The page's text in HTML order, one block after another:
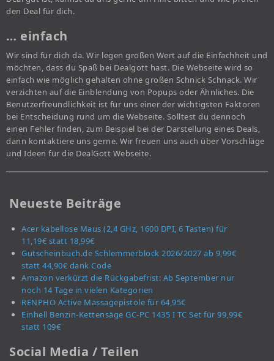
den Deal für dich.
… einfach
Wir sind für dich da. Wir legen großen Wert auf die Einfachheit und
möchten, dass du Spaß bei Dealgott hast. Die Webseite wird so
einfach wie möglich gehalten ohne großen Schnick Schnack. Wir
verzichten auf die Einblendung von Popups oder Ähnliches. Die
Benutzerfreundlichkeit ist für uns einer der wichtigsten Faktoren
bei Entscheidung rund um die Webseite. Solltest du dennoch
einen Fehler finden, zum Beispiel bei der Darstellung eines Deals,
dann kontaktiere uns gerne. Wir freuen uns auch über Vorschläge
und Ideen für die DealGott Webseite.
Neueste Beiträge
Acer kabellose Maus (2,4 GHz, 1600 DPI, 6 Tasten) für
11,19€ statt 18,99€
Gutscheinbuch.de Schlemmerblock 2026/2027 ab 9,99€
statt 44,90€ dank Code
Amazon verkürzt die Rückgabefrist: Ab September nur
noch 14 Tage in vielen Kategorien
RENPHO Active Massagepistole für 64,95€
Einhell Benzin-Kettensäge GC-PC 1435 I TC Set für 99,99€
statt 109€
Social Media / Teilen